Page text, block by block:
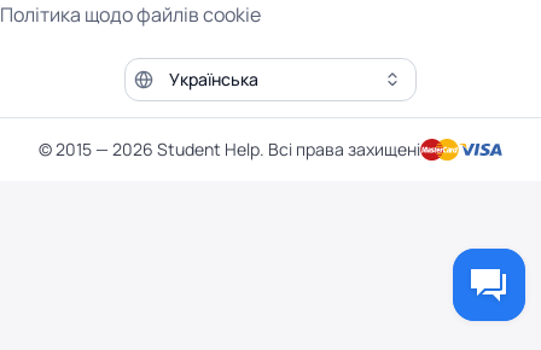
Політика щодо файлів cookie
Мова сайту
© 2015 — 2026 Student Help. Всі права захищені